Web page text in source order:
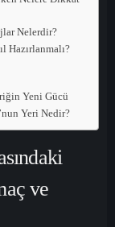
Nelerdir?
Hazırlanmalı?
Yeni Gücü
Yeri Nedir?
ve